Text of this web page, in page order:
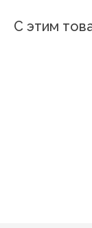
С этим